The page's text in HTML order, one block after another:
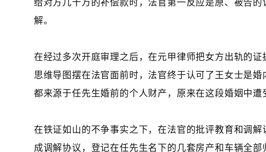
解。
在经过多次开庭审理之后，在元甲律师把女方出轨的
思维导图摆在法官面前时，法官终于认可了王女士是
都来源于任先生婚前的个人财产，原来在这段婚姻中遭
在铁证如山的不争事实之下，在法官的批评教育和调
成调解协议，登记在任先生名下的几套房产和车辆全